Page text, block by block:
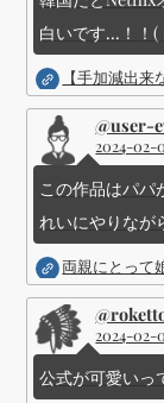
白いです...！！
【手加減出
@user-
2024-02-
この作品はパパ
れいにやりなが
両親にとって
2024-02-
公式が可愛いっ